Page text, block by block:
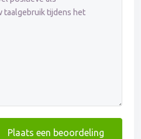
Plaats een beoordeling